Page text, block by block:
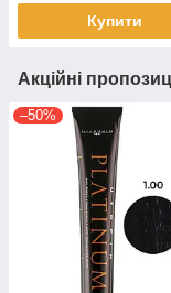
Купити
Акційні
–50%